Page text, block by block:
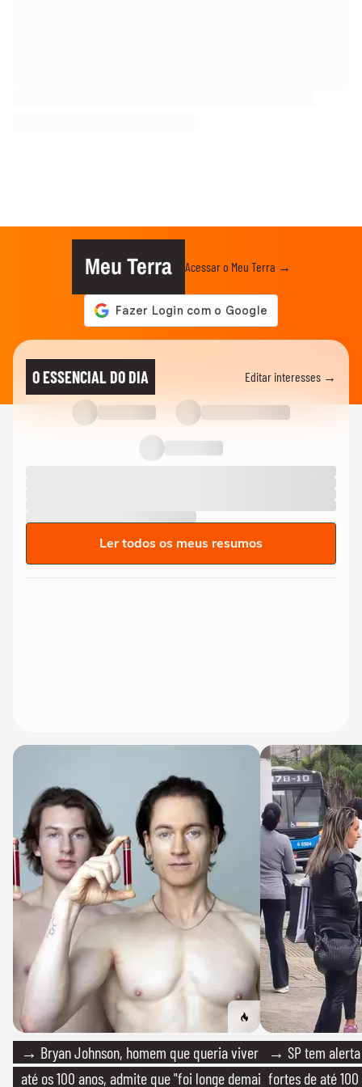
Meu Terra Acessar o Meu Terra →
O ESSENCIAL DO DIA Editar interesses →
Ler todos os meus resumos
→ Bryan Johnson, homem que queria viver
até os 100 anos, admite que "foi longe demais
→ SP tem
fortes de até